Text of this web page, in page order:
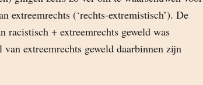
extreemrechts (‘rechts-extremistisch’). De
racistisch + extreemrechts geweld was
van extreemrechts geweld daarbinnen zijn